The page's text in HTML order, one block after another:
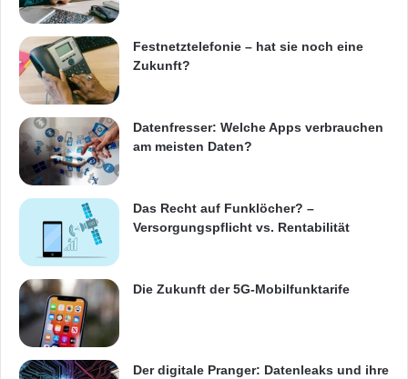
Festnetztelefonie – hat sie noch eine
Zukunft?
Datenfresser: Welche Apps verbrauchen
am meisten Daten?
Das Recht auf Funklöcher? –
Versorgungspflicht vs. Rentabilität
Die Zukunft der 5G-Mobilfunktarife
Der digitale Pranger: Datenleaks und ihre